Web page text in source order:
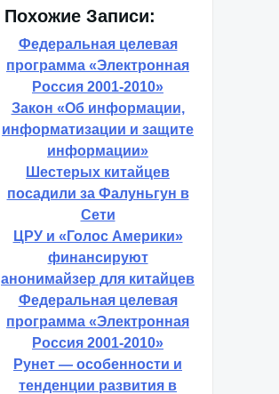
Похожие Записи:
Федеральная целевая
программа «Электронная
Россия 2001-2010»
Закон «Об информации,
информатизации и защите
информации»
Шестерых китайцев
посадили за Фалуньгун в
Сети
ЦРУ и «Голос Америки»
финансируют
анонимайзер для китайцев
Федеральная целевая
программа «Электронная
Россия 2001-2010»
Рунет — особенности и
тенденции развития в